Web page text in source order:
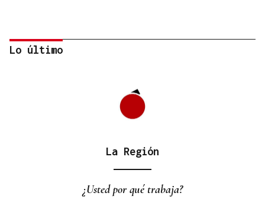
entrada a las termas de Outariz
Lo último
La Región
¿Usted por qué trabaja?